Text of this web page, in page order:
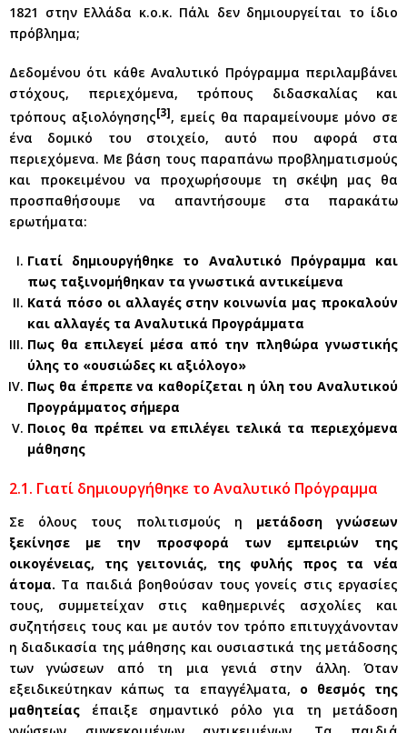
1821 στην Ελλάδα κ.ο.κ. Πάλι δεν δημιουργείται το ίδιο
πρόβλημα;
Δεδομένου ότι κάθε Αναλυτικό Πρόγραμμα περιλαμβάνει
στόχους, περιεχόμενα, τρόπους διδασκαλίας και
τρόπους αξιολόγησης[3], εμείς θα παραμείνουμε μόνο σε
ένα δομικό του στοιχείο, αυτό που αφορά στα
περιεχόμενα. Με βάση τους παραπάνω προβληματισμούς
και προκειμένου να προχωρήσουμε τη σκέψη μας θα
προσπαθήσουμε να απαντήσουμε στα παρακάτω
ερωτήματα:
Γιατί δημιουργήθηκε το Αναλυτικό Πρόγραμμα και
πως ταξινομήθηκαν τα γνωστικά αντικείμενα
Κατά πόσο οι αλλαγές στην κοινωνία μας προκαλούν
και αλλαγές τα Αναλυτικά Προγράμματα
Πως θα επιλεγεί μέσα από την πληθώρα γνωστικής
ύλης το «ουσιώδες κι αξιόλογο»
Πως θα έπρεπε να καθορίζεται η ύλη του Αναλυτικού
Προγράμματος σήμερα
Ποιος θα πρέπει να επιλέγει τελικά τα περιεχόμενα
μάθησης
2.1. Γιατί δημιουργήθηκε το Αναλυτικό Πρόγραμμα
Σε όλους τους πολιτισμούς η μετάδοση γνώσεων
ξεκίνησε με την προσφορά των εμπειριών της
οικογένειας, της γειτονιάς, της φυλής προς τα νέα
άτομα. Τα παιδιά βοηθούσαν τους γονείς στις εργασίες
τους, συμμετείχαν στις καθημερινές ασχολίες και
συζητήσεις τους και με αυτόν τον τρόπο επιτυγχάνονταν
η διαδικασία της μάθησης και ουσιαστικά της μετάδοσης
των γνώσεων από τη μια γενιά στην άλλη. Όταν
εξειδικεύτηκαν κάπως τα επαγγέλματα, ο θεσμός της
μαθητείας έπαιξε σημαντικό ρόλο για τη μετάδοση